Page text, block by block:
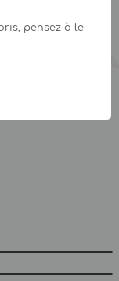
pensez à le